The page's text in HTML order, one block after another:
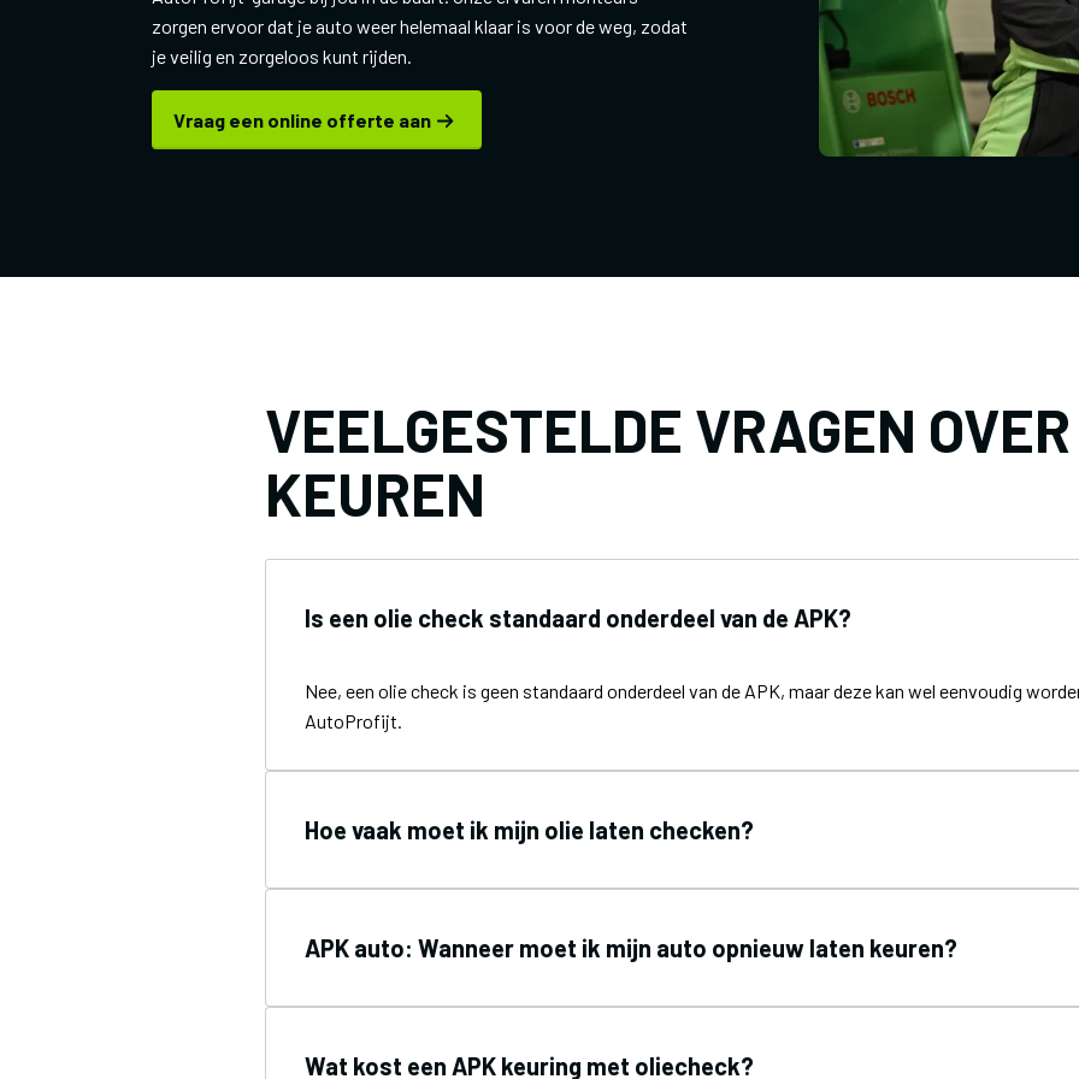
zorgen ervoor dat je auto weer helemaal klaar is voor de weg, zodat
je veilig en zorgeloos kunt rijden.
Vraag een online offerte aan
VEELGESTELDE VRAGEN
KEUREN
Is een olie check standaard onderdeel van de APK?
Nee, een olie check is geen standaard onderdeel van de APK, maar deze kan wel eenvoudig
AutoProfijt.
Hoe vaak moet ik mijn olie laten checken?
APK auto: Wanneer moet ik mijn auto opnieuw laten keuren?
Wat kost een APK keuring met oliecheck?